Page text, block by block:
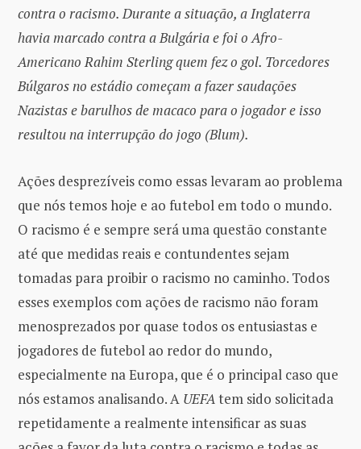
contra o racismo. Durante a situação, a Inglaterra
havia marcado contra a Bulgária e foi o Afro-
Americano Rahim Sterling quem fez o gol. Torcedores
Búlgaros no estádio começam a fazer saudações
Nazistas e barulhos de macaco para o jogador e isso
resultou na interrupção do jogo (Blum).
Ações desprezíveis como essas levaram ao problema
que nós temos hoje e ao futebol em todo o mundo.
O racismo é e sempre será uma questão constante
até que medidas reais e contundentes sejam
tomadas para proibir o racismo no caminho. Todos
esses exemplos com ações de racismo não foram
menosprezados por quase todos os entusiastas e
jogadores de futebol ao redor do mundo,
especialmente na Europa, que é o principal caso que
nós estamos analisando. A UEFAtem sido solicitada
repetidamente a realmente intensificar as suas